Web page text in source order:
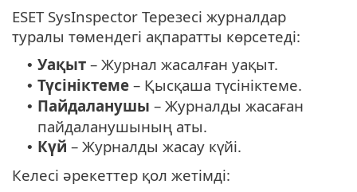
ESET SysInspector Терезесі журналдар
туралы төмендегі ақпаратты көрсетеді:
• Уақыт – Журнал жасалған уақыт.
• Түсініктеме – Қысқаша түсініктеме.
• Пайдаланушы – Журналды жасаған
пайдаланушының аты.
• Күй – Журналды жасау күйі.
Келесі әрекеттер қол жетімді: